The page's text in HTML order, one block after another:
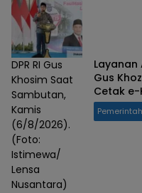
DPR RI Gus
Khosim Saat
Sambutan,
Kamis
(6/8/2026).
(Foto:
Istimewa/
Lensa
Nusantara)
Layanan
Gus
Cetak e-